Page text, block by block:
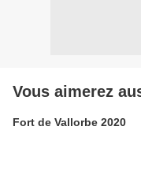
Vous aimerez
Fort de Vallorbe 2020